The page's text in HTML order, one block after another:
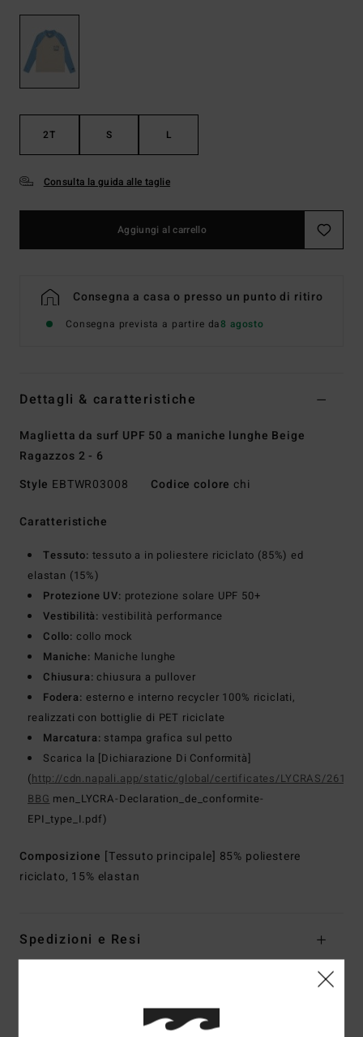
2T S L
Consulta la guida alle taglie
Aggiungi al carrello
Consegna a casa o presso un punto di ritiro
Consegna prevista a partire da8 agosto
Dettagli & caratteristiche
Maglietta da surf UPF 50 a maniche lunghe Beige
Ragazzos 2 - 6
Style EBTWR03008 Codice colore chi
Caratteristiche
Tessuto: tessuto a in poliestere riciclato (85%) ed
elastan (15%)
Protezione UV: protezione solare UPF 50+
Vestibilità: vestibilità performance
Collo: collo mock
Maniche: Maniche lunghe
Chiusura: chiusura a pullover
Fodera: esterno e interno recycler 100% riciclati,
realizzati con bottiglie di PET riciclate
Marcatura: stampa grafica sul petto
Scarica la [Dichiarazione Di Conformità]
(http://cdn.napali.app/static/global/certificates/LYCRAS/261-
BBG men_LYCRA-Declaration_de_conformite-
EPI_type_I.pdf)
Composizione [Tessuto principale] 85% poliestere
riciclato, 15% elastan
Spedizioni e Resi
Recensioni dei clienti